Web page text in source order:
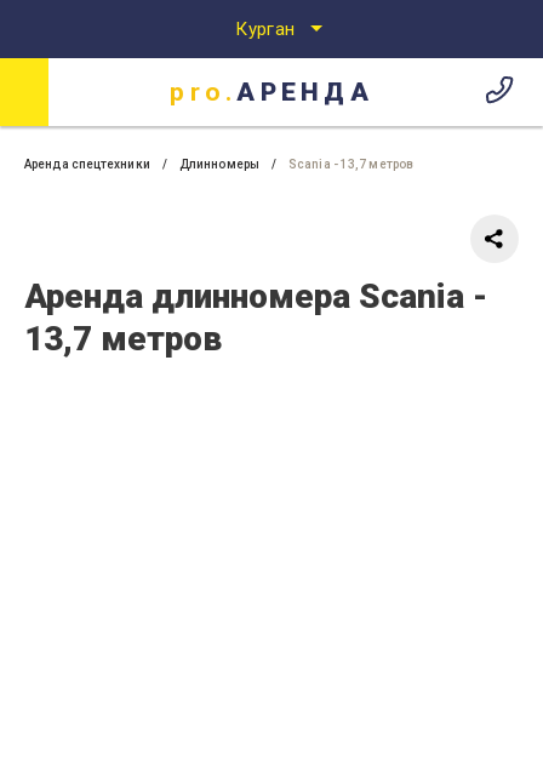
pro.АРЕНДА
Курган
pro.АРЕНДА
Аренда спецтехники Длинномеры Scania - 13,7 метров
Аренда длинномера Scania -
13,7 метров